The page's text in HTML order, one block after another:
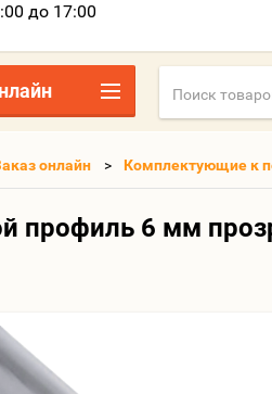
до 17:00
онлайн Комплектующие к
профиль 6 мм